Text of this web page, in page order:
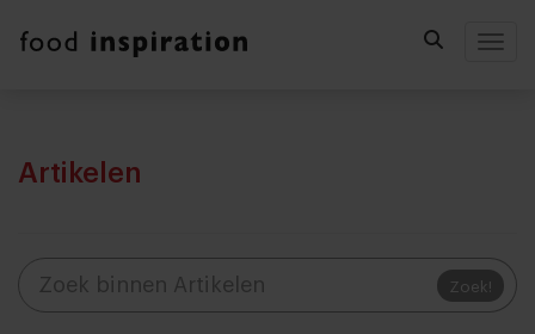
Artikelen
Zoek!